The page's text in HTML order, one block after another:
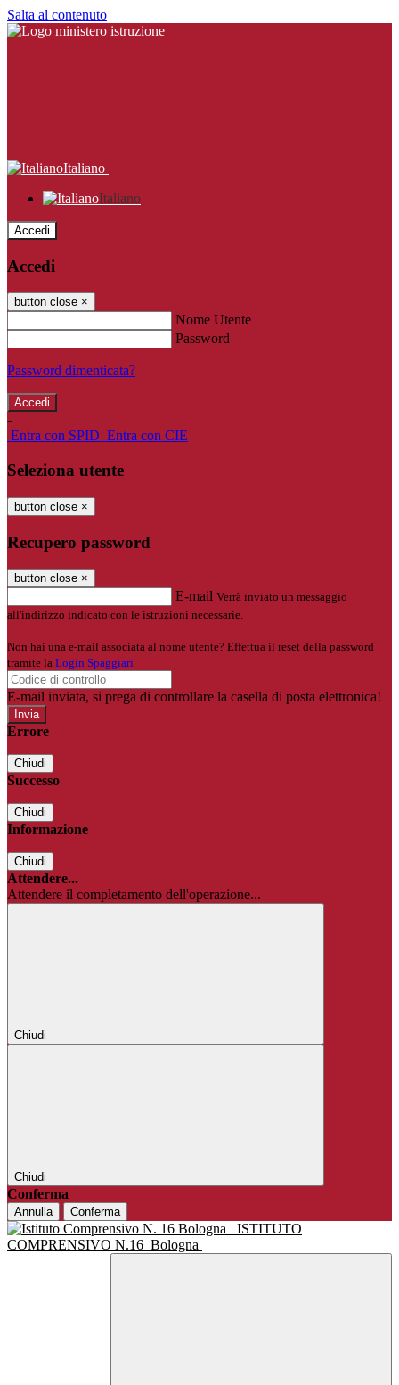
Salta al contenuto
Italiano
Italiano
Accedi
Accedi
button close ×
Nome Utente
Password
Password dimenticata?
-
Entra con SPID Entra con CIE
Seleziona utente
button close ×
Recupero password
button close ×
E-mail Verrà inviato un messaggio
all'indirizzo indicato con le istruzioni necessarie.
Non hai una e-mail associata al nome utente? Effettua il reset della password
tramite la Login Spaggiari
E-mail inviata, si prega di controllare la casella di posta elettronica!
Errore
Chiudi
Successo
Chiudi
Informazione
Chiudi
Attendere...
Attendere il completamento dell'operazione...
Chiudi
Chiudi
Conferma
Annulla Conferma
ISTITUTO
COMPRENSIVO N.16 Bologna